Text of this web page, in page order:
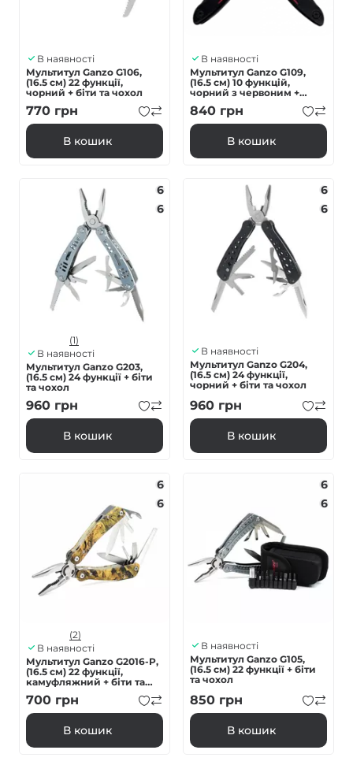
В наявності
Мультитул Ganzo G106,
(16.5 см) 22 функції,
чорний + біти та чохол
770 грн
В кошик
В наявності
Мультитул Ganzo G109,
(16.5 см) 10 функцій,
чорний з червоним +
чохол
840 грн
В кошик
6
6
(1)
В наявності
Мультитул Ganzo G203,
(16.5 см) 24 функції + біти
та чохол
960 грн
В кошик
6
6
В наявності
Мультитул Ganzo G204,
(16.5 см) 24 функції,
чорний + біти та чохол
960 грн
В кошик
6
6
(2)
В наявності
Мультитул Ganzo G2016-P,
(16.5 см) 22 функції,
камуфляжний + біти та
чохол
700 грн
В кошик
6
6
В наявності
Мультитул Ganzo G105,
(16.5 см) 22 функції + біти
та чохол
850 грн
В кошик